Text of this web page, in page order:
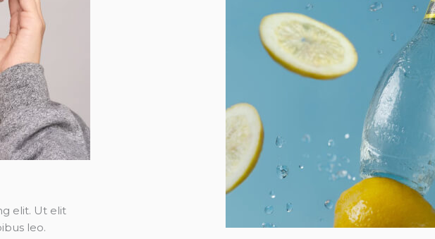
elit. Ut elit
leo.